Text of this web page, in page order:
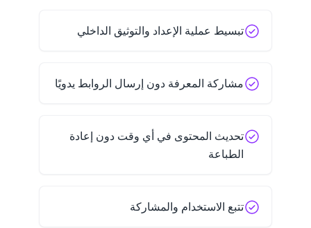
تبسيط عملية الإعداد والتوثيق الداخلي
مشاركة المعرفة دون إرسال الروابط يدويًا
تحديث المحتوى في أي وقت دون إعادة
الطباعة
تتبع الاستخدام والمشاركة